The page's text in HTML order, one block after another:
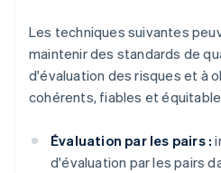
Les techniques suivantes
maintenir des standards de
d'évaluation des risques et à
cohérents, fiables et
Évaluation par les pairs :
d'évaluation par les pairs